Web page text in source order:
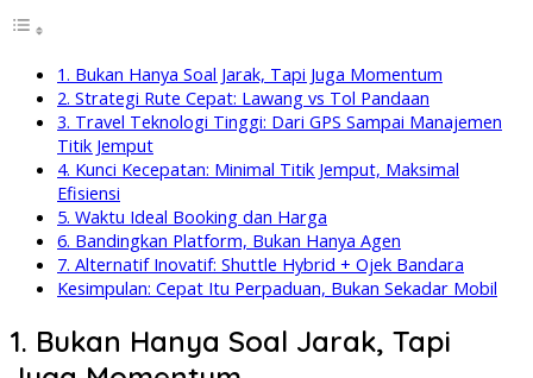
1. Bukan Hanya Soal Jarak, Tapi Juga Momentum
2. Strategi Rute Cepat: Lawang vs Tol Pandaan
3. Travel Teknologi Tinggi: Dari GPS Sampai Manajemen
Titik Jemput
4. Kunci Kecepatan: Minimal Titik Jemput, Maksimal
Efisiensi
5. Waktu Ideal Booking dan Harga
6. Bandingkan Platform, Bukan Hanya Agen
7. Alternatif Inovatif: Shuttle Hybrid + Ojek Bandara
Kesimpulan: Cepat Itu Perpaduan, Bukan Sekadar Mobil
1. Bukan Hanya Soal Jarak, Tapi